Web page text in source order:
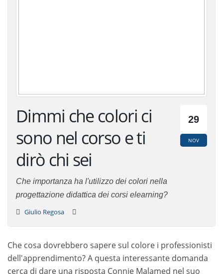
29
NOV
Dimmi che colori ci
sono nel corso e ti
dirò chi sei
Che importanza ha l'utilizzo dei colori nella
progettazione didattica dei corsi elearning?
Giulio Regosa
Che cosa dovrebbero sapere sul colore i professionisti
dell'apprendimento? A questa interessante domanda
cerca di dare una risposta Connie Malamed nel suo